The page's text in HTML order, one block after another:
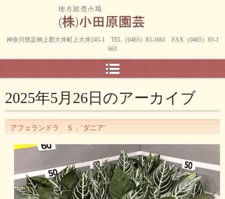
神奈川県足柄上郡大井町上大井245-1 TEL（0465）83-1661 FAX（0465）83-1
663
2025年5月26日 のアーカイブ
アフェランドラ Ｓ．’ダニア’